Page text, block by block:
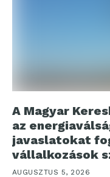
A Magyar
az
javaslatokat
vállalkozások
AUGUSZTUS 5, 2026